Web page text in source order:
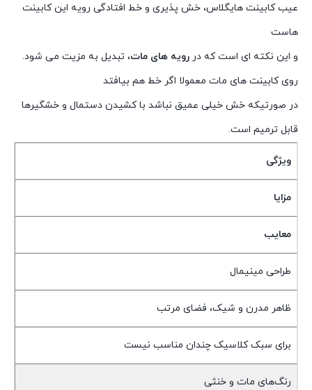
عیب کابینت هایگلاس، خش پذیری و خط افتادگی رویه این کابینت
هاست
و این نکته ای است که در رویه های مات، تبدیل به مزیت می شود.
روی کابینت های مات معمولا اگر خط هم بیافتد
در صورتیکه خش خیلی عمیق نباشد با کشیدن دستمال و خشگیرها
قابل ترمیم است.
ویژگی
مزایا
معایب
طراحی مینیمال
ظاهر مدرن و شیک، فضای مرتب
برای سبک کلاسیک چندان مناسب نیست
رنگ‌های مات و خنثی